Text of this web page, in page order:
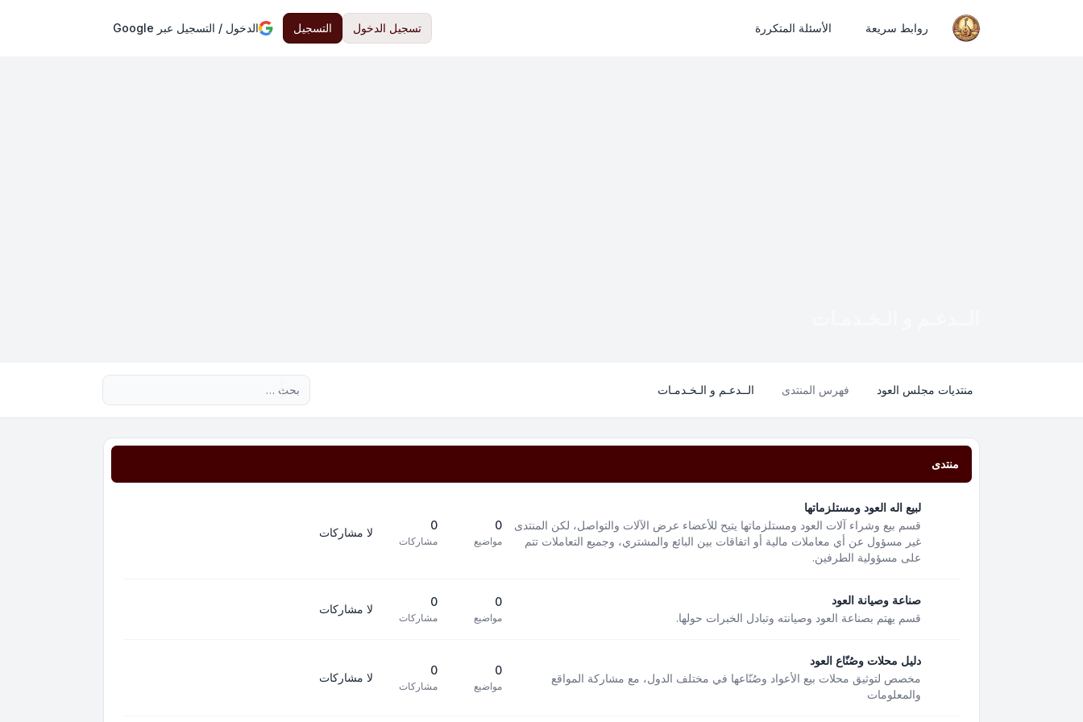
روابط سريعة الأسئلة المتكررة تسجيل الدخول التسجيل الدخول / التسجيل عبر Google
منتديات مجلس العود فهرس المنتدى الــدعـم و الـخـدمـات
منتدى
لبيع اله العود ومستلزماتها
قسم بيع وشراء آلات العود ومستلزماتها يتيح للأعضاء عرض الآلات والتواصل، لكن المنتدى
غير مسؤول عن أي معاملات مالية أو اتفاقات بين البائع والمشتري، وجميع التعاملات تتم
على مسؤولية الطرفين.
0
مواضيع
0
مشاركات
لا مشاركات
صناعة وصيانة العود
قسم يهتم بصناعة العود وصيانته وتبادل الخبرات حولها.
0
مواضيع
0
مشاركات
لا مشاركات
دليل محلات وصُنّاع العود
مخصص لتوثيق محلات بيع الأعواد وصُنّاعها في مختلف الدول، مع مشاركة المواقع
والمعلومات
0
مواضيع
0
مشاركات
لا مشاركات